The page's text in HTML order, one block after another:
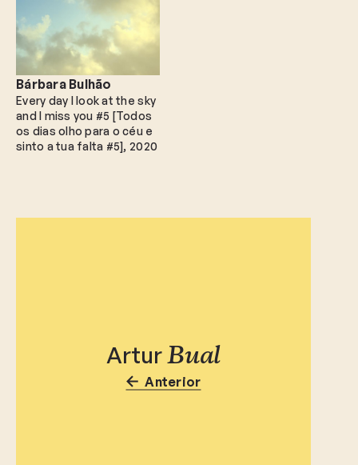
Every day I look at the sky
and I miss you #5 [Todos
os dias olho para o céu e
sinto a tua falta #5] 2020
Bárbara Bulhão
ArturBual
Anterior